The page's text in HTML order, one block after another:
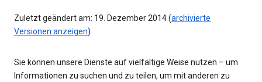
Zuletzt geändert am: 19. Dezember 2014 (archivierte
Versionen anzeigen)
Sie können unsere Dienste auf vielfältige Weise nutzen – um
Informationen zu suchen und zu teilen, um mit anderen zu